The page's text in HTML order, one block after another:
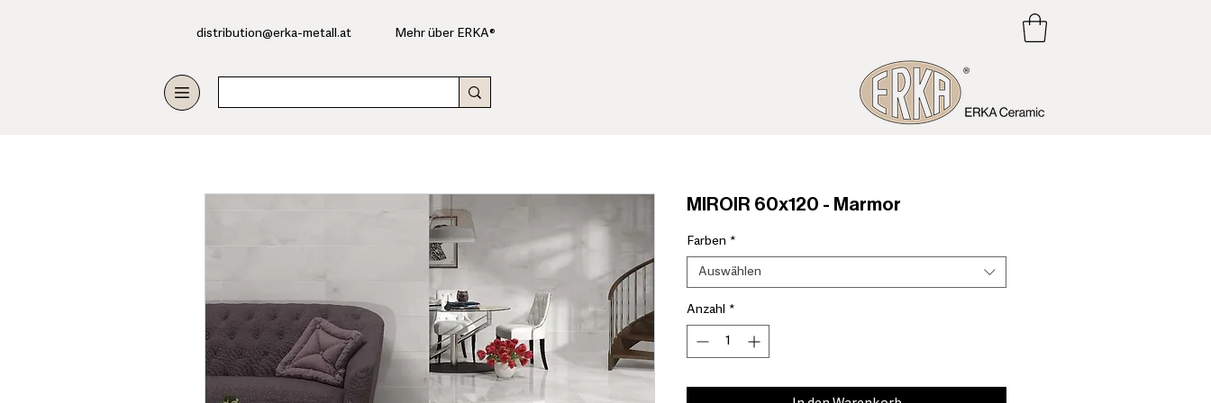
​distribution@erka-metall.at Mehr über ERKA®
MIROIR 60x120 - Marmor
Farben *
Auswählen
Anzahl *